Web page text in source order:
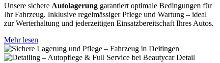
Unsere sichere Autolagerung garantiert optimale Bedingungen für
Ihr Fahrzeug. Inklusive regelmässiger Pflege und Wartung – ideal
zur Werterhaltung und jederzeitigen Einsatzbereitschaft Ihres Autos.
Mehr lesen